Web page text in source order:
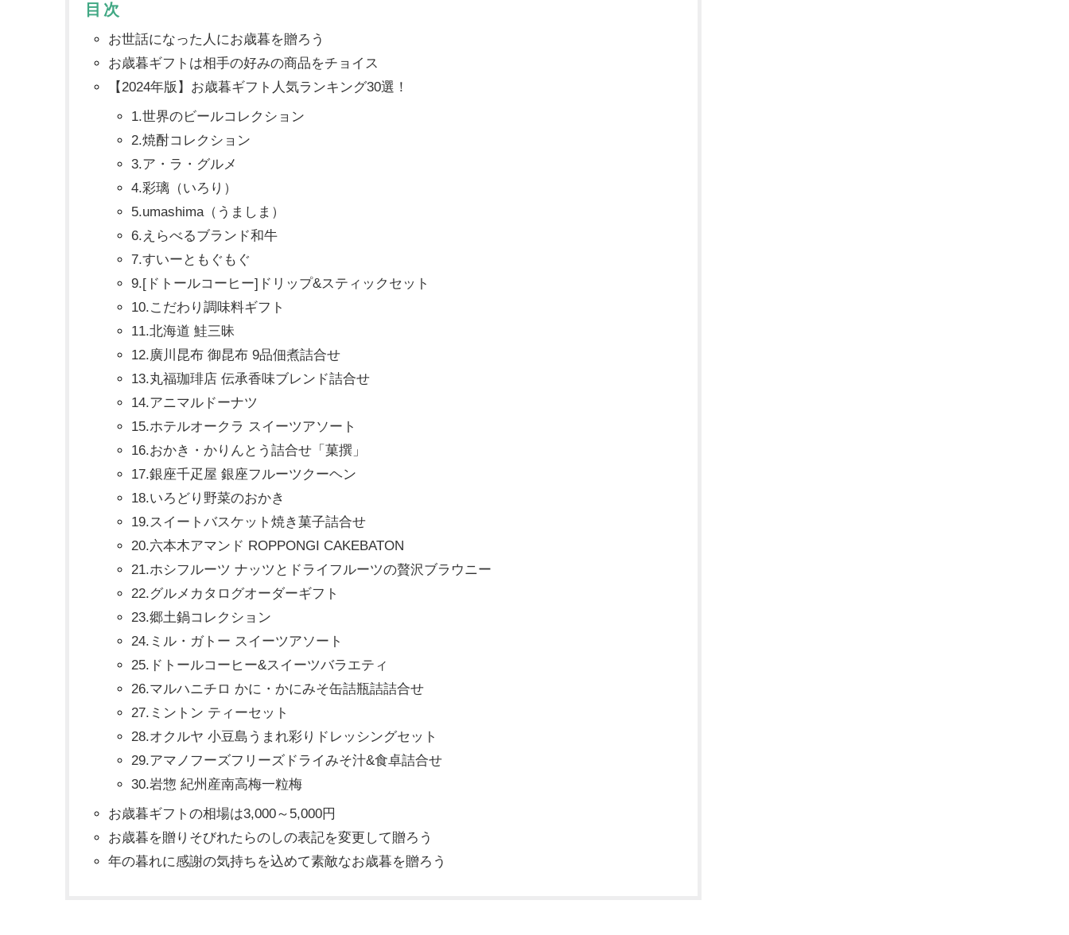
目次
お世話になった人にお歳暮を贈ろう
お歳暮ギフトは相手の好みの商品をチョイス
【2024年版】お歳暮ギフト人気ランキング30選！
1.世界のビールコレクション
2.焼酎コレクション
3.ア・ラ・グルメ
4.彩璃（いろり）
5.umashima（うましま）
6.えらべるブランド和牛
7.すいーともぐもぐ
9.[ドトールコーヒー]ドリップ&スティックセット
10.こだわり調味料ギフト
11.北海道 鮭三昧
12.廣川昆布 御昆布 9品佃煮詰合せ
13.丸福珈琲店 伝承香味ブレンド詰合せ
14.アニマルドーナツ
15.ホテルオークラ スイーツアソート
16.おかき・かりんとう詰合せ「菓撰」
17.銀座千疋屋 銀座フルーツクーヘン
18.いろどり野菜のおかき
19.スイートバスケット焼き菓子詰合せ
20.六本木アマンド ROPPONGI CAKEBATON
21.ホシフルーツ ナッツとドライフルーツの贅沢ブラウニー
22.グルメカタログオーダーギフト
23.郷土鍋コレクション
24.ミル・ガトー スイーツアソート
25.ドトールコーヒー&スイーツバラエティ
26.マルハニチロ かに・かにみそ缶詰瓶詰詰合せ
27.ミントン ティーセット
28.オクルヤ 小豆島うまれ彩りドレッシングセット
29.アマノフーズフリーズドライみそ汁&食卓詰合せ
30.岩惣 紀州産南高梅一粒梅
お歳暮ギフトの相場は3,000～5,000円
お歳暮を贈りそびれたらのしの表記を変更して贈ろう
年の暮れに感謝の気持ちを込めて素敵なお歳暮を贈ろう